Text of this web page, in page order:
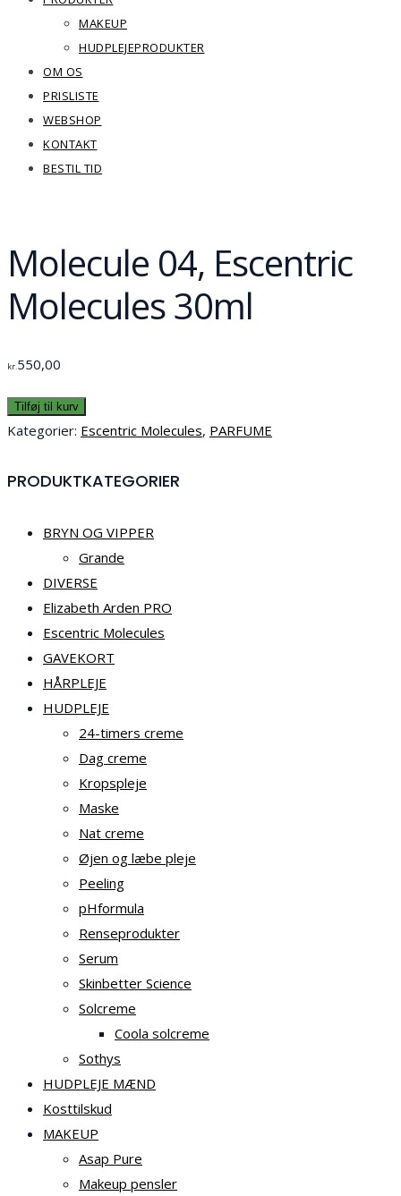
MAKEUP
HUDPLEJEPRODUKTER
OM OS
PRISLISTE
WEBSHOP
KONTAKT
BESTIL TID
Molecule 04, Escentric
Molecules 30ml
kr. 550,00
Tilføj til kurv
Kategorier: Escentric Molecules, PARFUME
PRODUKTKATEGORIER
BRYN OG VIPPER
Grande
DIVERSE
Elizabeth Arden PRO
Escentric Molecules
GAVEKORT
HÅRPLEJE
HUDPLEJE
24-timers creme
Dag creme
Kropspleje
Maske
Nat creme
Øjen og læbe pleje
Peeling
pHformula
Renseprodukter
Serum
Skinbetter Science
Solcreme
Coola solcreme
Sothys
HUDPLEJE MÆND
Kosttilskud
MAKEUP
Asap Pure
Makeup pensler